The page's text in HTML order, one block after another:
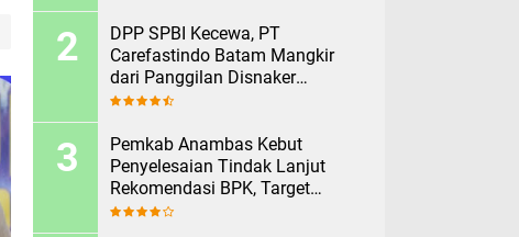
DPP SPBI Kecewa, PT
Carefastindo Batam Mangkir
dari Panggilan Disnaker
Terkait PHK Sepihak
Pemkab Anambas Kebut
Penyelesaian Tindak Lanjut
Rekomendasi BPK, Target
Rampung Sebelum 2 Agustus